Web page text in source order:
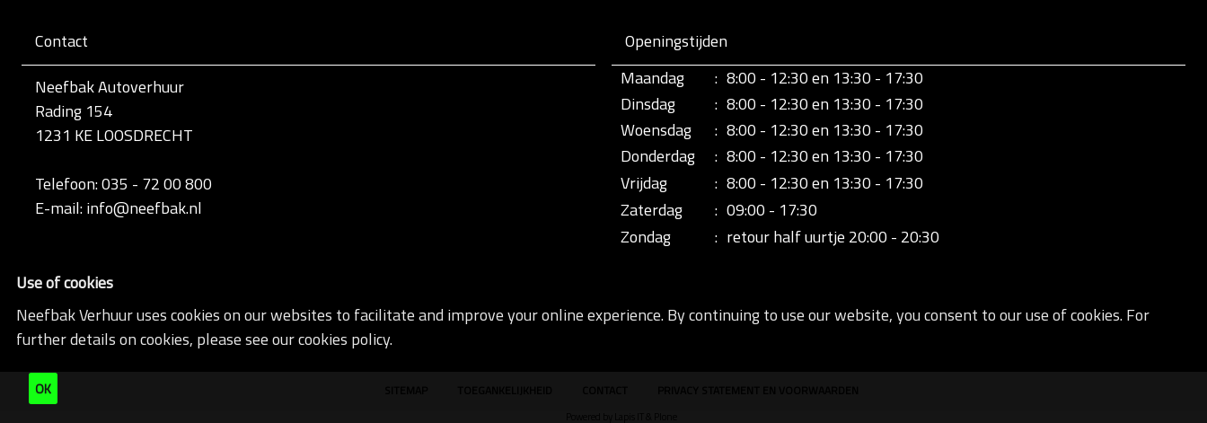
Contact
Neefbak Autoverhuur
Rading 154
1231 KE LOOSDRECHT
Telefoon: 035 - 72 00 800
E-mail: info@neefbak.nl
Openingstijden
Maandag
: 8:00 - 12:30 en 13:30 - 17:30
Dinsdag
: 8:00 - 12:30 en 13:30 - 17:30
Woensdag
: 8:00 - 12:30 en 13:30 - 17:30
Donderdag
: 8:00 - 12:30 en 13:30 - 17:30
Vrijdag
: 8:00 - 12:30 en 13:30 - 17:30
Zaterdag
: 09:00 - 17:30
Zondag
: retour half uurtje 20:00 - 20:30
Use of cookies
Neefbak Verhuur uses cookies on our websites to facilitate and improve your online experience. By continuing to use our website, you consent to our use of cookies. For
further details on cookies, please see our cookies policy.
OK